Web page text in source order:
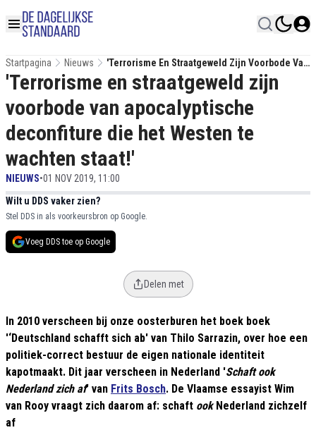
Startpagina Nieuws
'Terrorisme En Straatgeweld Zijn Voorbode Van
Apocalyptische Deconfiture Die Het Westen Te
Wachten Staat!'
'Terrorisme en straatgeweld zijn
voorbode van apocalyptische
deconfiture die het Westen te
wachten staat!'
NIEUWS•01 NOV 2019, 11:00
Wilt u DDS vaker zien?
Stel DDS in als voorkeursbron op Google.
Voeg DDS toe op Google
Delen met
In 2010 verscheen bij onze oosterburen het boek boek
'‘Deutschland schafft sich ab' van Thilo Sarrazin, over hoe een
politiek-correct bestuur de eigen nationale identiteit
kapotmaakt. Dit jaar verscheen in Nederland 'Schaft ook
Nederland zich af' van Frits Bosch. De Vlaamse essayist Wim
van Rooy vraagt zich daarom af: schaft ook Nederland zichzelf
af